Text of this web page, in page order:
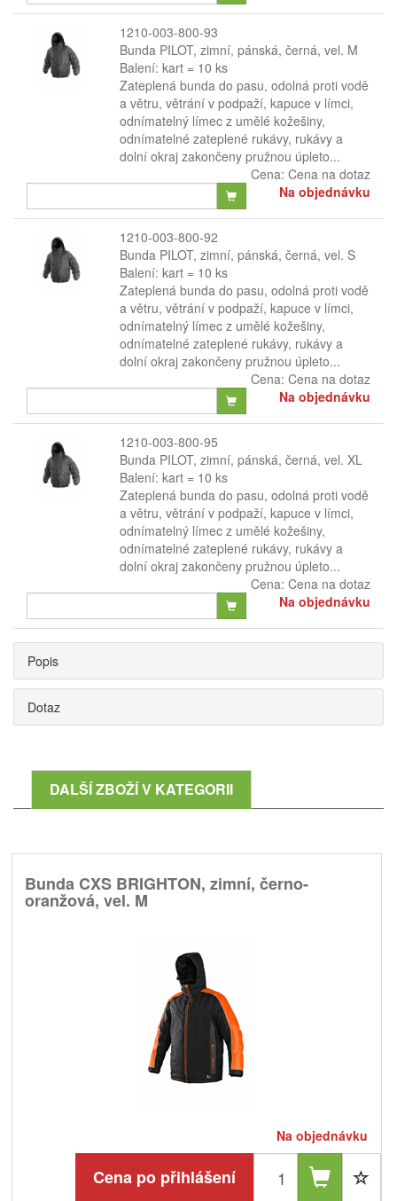
1210-003-800-93
Bunda PILOT, zimní, pánská, černá, vel. M
Balení: kart = 10 ks
Zateplená bunda do pasu, odolná proti vodě
a větru, větrání v podpaží, kapuce v límci,
odnímatelný límec z umělé kožešiny,
odnímatelné zateplené rukávy, rukávy a
dolní okraj zakončeny pružnou úpleto...
Cena: Cena na dotaz
Na objednávku
1210-003-800-92
Bunda PILOT, zimní, pánská, černá, vel. S
Balení: kart = 10 ks
Zateplená bunda do pasu, odolná proti vodě
a větru, větrání v podpaží, kapuce v límci,
odnímatelný límec z umělé kožešiny,
odnímatelné zateplené rukávy, rukávy a
dolní okraj zakončeny pružnou úpleto...
Cena: Cena na dotaz
Na objednávku
1210-003-800-95
Bunda PILOT, zimní, pánská, černá, vel. XL
Balení: kart = 10 ks
Zateplená bunda do pasu, odolná proti vodě
a větru, větrání v podpaží, kapuce v límci,
odnímatelný límec z umělé kožešiny,
odnímatelné zateplené rukávy, rukávy a
dolní okraj zakončeny pružnou úpleto...
Cena: Cena na dotaz
Na objednávku
Popis
Dotaz
DALŠÍ ZBOŽÍ V KATEGORII
Bunda CXS BRIGHTON, zimní, černo-
oranžová, vel. M
Na objednávku
Cena po přihlášení